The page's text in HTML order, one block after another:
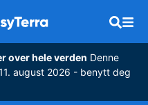
over hele verden Denne
august 2026 - benytt deg